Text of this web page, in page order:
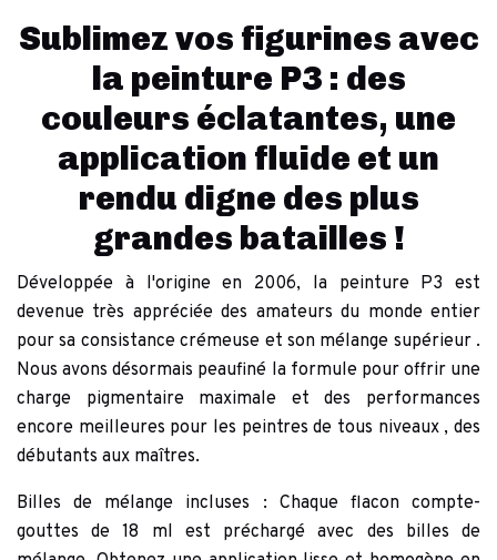
Sublimez vos figurines avec
la peinture P3 : des
couleurs éclatantes, une
application fluide et un
rendu digne des plus
grandes batailles !
Développée à l'origine en 2006, la peinture P3 est
devenue très appréciée des amateurs du monde entier
pour sa consistance crémeuse et son mélange supérieur.
Nous avons désormais peaufiné la formulepour offrir une
charge pigmentaire maximale et des performances
encore meilleures pour les peintres de tous niveaux, des
débutants aux maîtres.
Billes de mélange incluses : Chaque flacon compte-
gouttes de 18 ml est préchargé avec des billes de